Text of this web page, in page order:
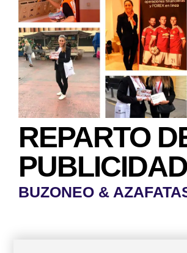
REPARTO
PUBLICIDAD
BUZONEO &